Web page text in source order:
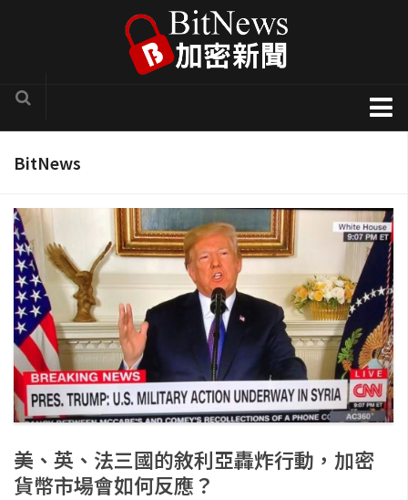
項目官方訊息
COTI
Solve.Care
幣種介紹
ICO評析
新手入門教學
交易所
區塊鏈應用
BitNews
美、英、法三國的敘利亞轟炸行動，加密
貨幣市場會如何反應？